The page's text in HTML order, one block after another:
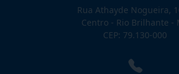
Rua Athayde Nogueira,
Centro - Rio Brilhante -
CEP: 79.130-000